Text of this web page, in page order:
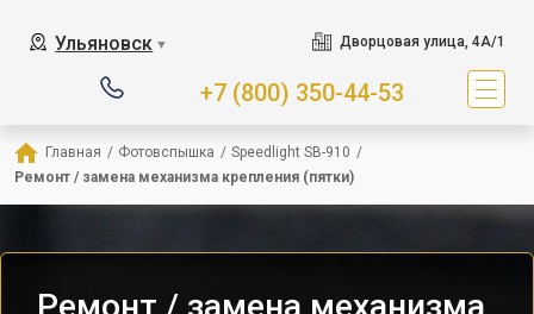
Ульяновск ▼ Дворцовая улица, 4А/1
+7 (800) 350-44-53
Главная / Фотовспышка / Speedlight SB-910 /
Ремонт / замена механизма крепления (пятки)